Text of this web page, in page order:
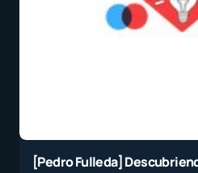
[Pedro Fulleda]